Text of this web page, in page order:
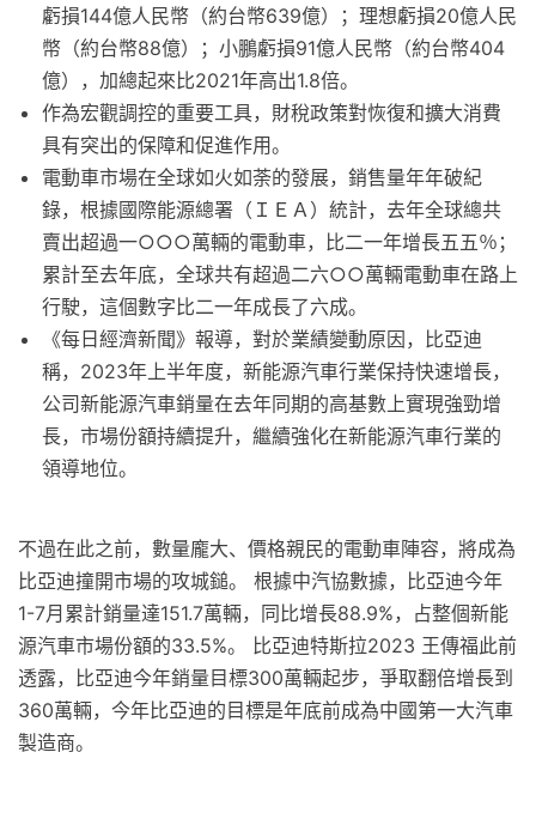
虧損144億人民幣（約台幣639億）；理想虧損20億人民
幣（約台幣88億）；小鵬虧損91億人民幣（約台幣404
億），加總起來比2021年高出1.8倍。
作為宏觀調控的重要工具，財稅政策對恢復和擴大消費
具有突出的保障和促進作用。
電動車市場在全球如火如荼的發展，銷售量年年破紀
錄，根據國際能源總署（ＩＥＡ）統計，去年全球總共
賣出超過一○○○萬輛的電動車，比二一年增長五五％；
累計至去年底，全球共有超過二六○○萬輛電動車在路上
行駛，這個數字比二一年成長了六成。
《每日經濟新聞》報導，對於業績變動原因，比亞迪
稱，2023年上半年度，新能源汽車行業保持快速增長，
公司新能源汽車銷量在去年同期的高基數上實現強勁增
長，市場份額持續提升，繼續強化在新能源汽車行業的
領導地位。
不過在此之前，數量龐大、價格親民的電動車陣容，將成為
比亞迪撞開市場的攻城鎚。 根據中汽協數據，比亞迪今年
1-7月累計銷量達151.7萬輛，同比增長88.9%，占整個新能
源汽車市場份額的33.5%。 比亞迪特斯拉2023 王傳福此前
透露，比亞迪今年銷量目標300萬輛起步，爭取翻倍增長到
360萬輛，今年比亞迪的目標是年底前成為中國第一大汽車
製造商。